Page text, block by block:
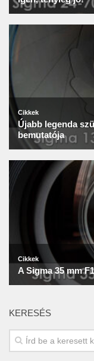
KERESÉS